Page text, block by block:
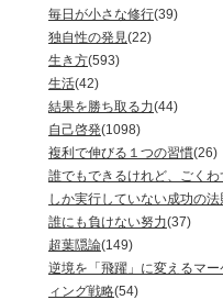
毎日が小さな修行(39)
独自性の発見(22)
生き方(593)
生活(42)
結果を勝ち取る力(44)
自己啓発(1098)
複利で伸びる１つの習慣(26)
誰でもできるけれど、ごくわ
しか実行していない成功の法
誰にも負けない努力(37)
超葉隠論(149)
逆境を「飛躍」に変えるマー
ィング戦略(54)